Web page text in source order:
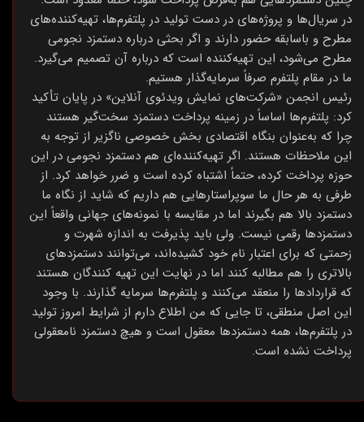
در سریال‌ها و پروژه‌های در دست تولید در پلتفرم‌ها، تهیه‌کننده‌های
مطرح و باسابقه حضور دارند و اگر بحثی درباره دستمزد نجومی
مطرح می‌شود، این تهیه‌کننده است که درباره آن تصمیم می‌گیرد.
ما در مقام پلتفرم صرفاً سرمایه‌گذار هستیم.
رئیس انجمن «شرکت‌های نمایش ویدئوی آنلاین» در پایان تأکید
کرد: پلتفرم‌ها اساساً در زمینه پرداخت دستمزد سخت‌گیر هستند
چرا که به‌عنوان بنگاه اقتصادی بخش خصوصی ناگزیر از توجه به
این ملاحظات هستند. اگر تهیه‌کننده‌ای هم دستمزد نجومی در این
حوزه پرداخت کرده، حتماً اشتباه کرده است و ضرر خواهد کرد. از
طرفی به هر حال ما سوپراستارهایی هم داریم که شاید از نگاه ما
دستمزد بالا هم بگیرند اما در مقایسه با نمونه‌های جهانی واقعاً این
دستمزدها رقمی نیست. ولی باید پذیرفت به اندازه شهرت و
زحمتی که برای اعتبار نام خود کشیده‌اند، می‌توانند دستمزدهای
بالاتری را هم مطالبه کنند اما در نهایت این تهیه کنندگان هستند
که قراردادها را منعقد می‌کنند و پلتفرم‌ها سرمایه گذارند. با وجود
این اصل منطقی، تا جایی که من اطلاع دارم از شرایط امروز تولید
در پلتفرم‌ها، همه دستمزدها معقول است و هیچ دستمزد نامعقولی
پرداخت نشده است.